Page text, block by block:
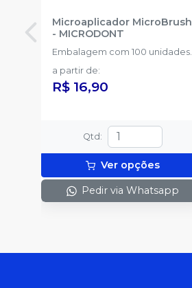
Microaplicador MicroBrush
- MICRODONT
Embalagem com 100 unidades.
a partir de:
R$ 16,90
Qtd :
Ver opções
Pedir via Whatsapp